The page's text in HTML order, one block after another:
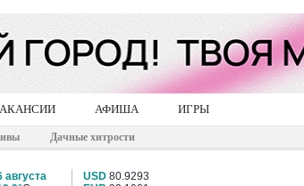
АФИША ИГРЫ
Дачные хитрости
августа
USD 80.9293